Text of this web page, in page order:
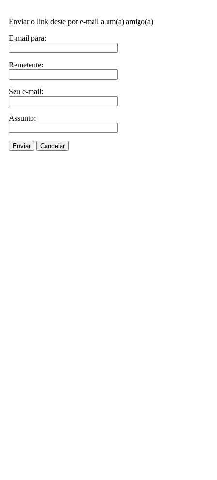
Enviar o link deste por e-mail a um(a) amigo(a)
E-mail para:
Remetente:
Seu e-mail:
Assunto:
Enviar Cancelar